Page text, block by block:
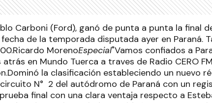
Carboni (Ford), ganó de punta a punta la final
de la temporada disputada ayer en Paraná.
MorenoEspecial"Vamos confiados a
en Mundo Tuerca a traves de Radio CERO
la clasificación estableciendo un nuevo
N° 2 del autódromo de Paraná con un
final con una clara ventaja respecto a